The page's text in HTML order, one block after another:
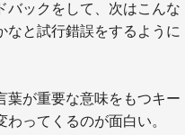
バックをして、次はこんな
なと試行錯誤をするように
葉が重要な意味をもつキー
ってくるのが面白い。